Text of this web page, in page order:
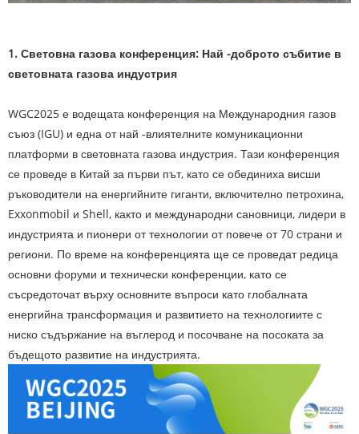
1. Световна газова конференция: Най -доброто събитие в
световната газова индустрия
WGC2025 е водещата конференция на Международния газов
съюз (IGU) и една от най -влиятелните комуникационни
платформи в световната газова индустрия. Тази конференция
се проведе в Китай за първи път, като се обединиха висши
ръководители на енергийните гиганти, включително петрохина,
Exxonmobil и Shell, както и международни сановници, лидери в
индустрията и пионери от технологии от повече от 70 страни и
региони. По време на конференцията ще се проведат редица
основни форуми и технически конференции, като се
съсредоточат върху основните въпроси като глобалната
енергийна трансформация и развитието на технологиите с
ниско съдържание на въглерод и посочване на посоката за
бъдещото развитие на индустрията.